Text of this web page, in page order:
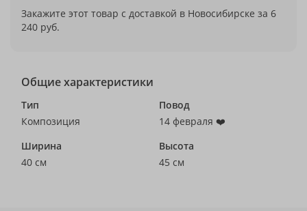
Закажите этот товар с доставкой в Новосибирске за 6
240 руб.
Общие характеристики
Тип
Композиция
Повод
14 февраля ❤️
Ширина
40 см
Высота
45 см